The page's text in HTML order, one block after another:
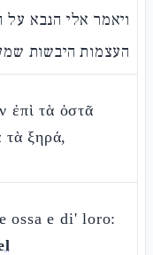
ויאמר אלי הנבא
העצמות היבשות
ἐπὶ τὰ ὀστᾶ
τὰ ξηρά,
ossa e di' loro: